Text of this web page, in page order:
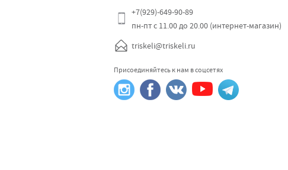
+7(929)-649-90-89
пн-пт с 11.00 до 20.00 (интернет-магазин)
triskeli@triskeli.ru
Присоединяйтесь к нам в соцсетях